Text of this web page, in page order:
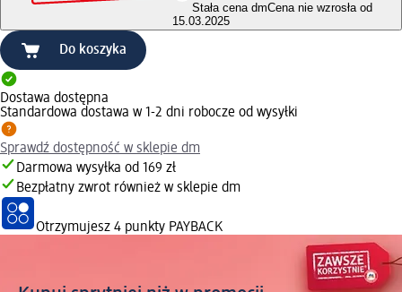
Stała cena dmCena nie wzrosła od
15.03.2025
Do koszyka
Dostawa dostępna
Standardowa dostawa w 1-2 dni robocze od wysyłki
Sprawdź dostępność w sklepie dm
Darmowa wysyłka od 169 zł
Bezpłatny zwrot również w sklepie dm
Otrzymujesz 4 punkty PAYBACK